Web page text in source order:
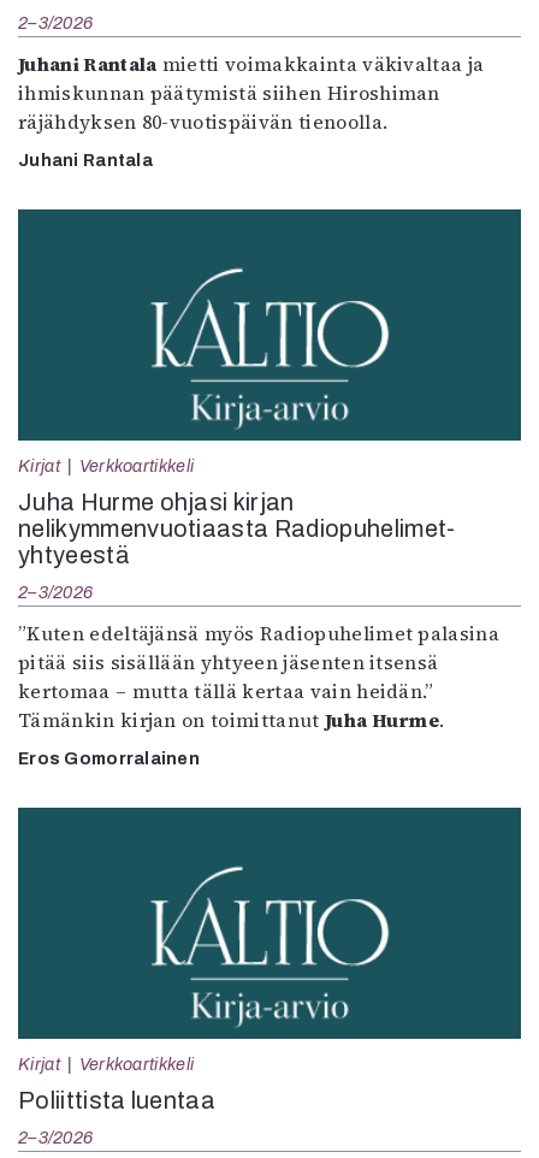
2–3/2026
Juhani Rantala mietti voimakkainta väkivaltaa ja
ihmiskunnan päätymistä siihen Hiroshiman
räjähdyksen 80-vuotispäivän tienoolla.
Juhani Rantala
Kirjat Verkkoartikkeli
Juha Hurme ohjasi kirjan
nelikymmenvuotiaasta Radiopuhelimet-
yhtyeestä
2–3/2026
”Kuten edeltäjänsä myös Radiopuhelimet palasina
pitää siis sisällään yhtyeen jäsenten itsensä
kertomaa – mutta tällä kertaa vain heidän.”
Tämänkin kirjan on toimittanut Juha Hurme.
Eros Gomorralainen
Kirjat Verkkoartikkeli
Poliittista luentaa
2–3/2026